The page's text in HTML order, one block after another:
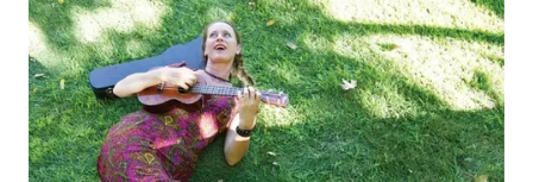
WN
MADURA
WN
SURABAYA